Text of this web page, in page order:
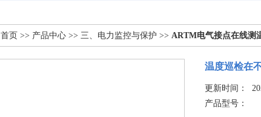
首页 >> 产品中心 >> 三、电力监控与保护 >> ARTM电气接点在线测
温度巡检在
更新时间：
产品型号：